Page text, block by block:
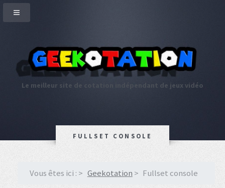
Le meilleur site de cotation indépendant de jeux vidéo
FULLSET CONSOLE
Vous êtes ici : Geekotation Fullset console